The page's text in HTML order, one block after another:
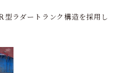
型ラダートランク構造を採用し